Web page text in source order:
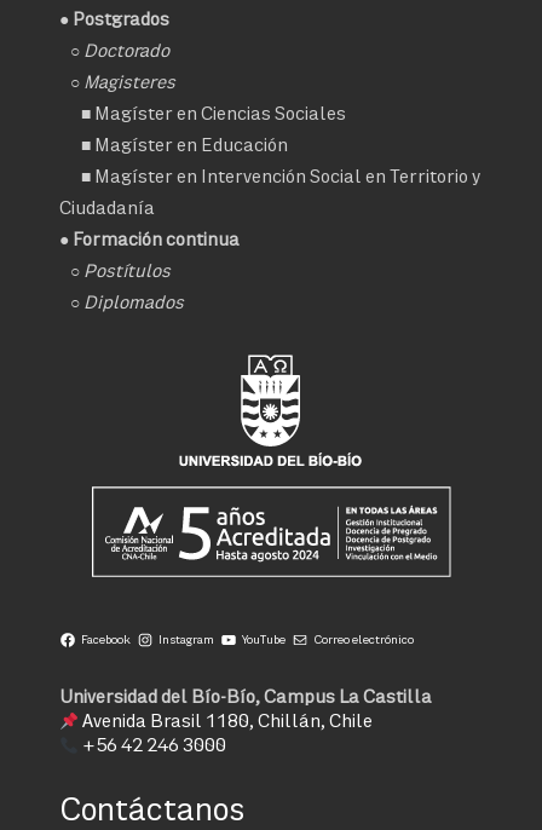
● Postgrados
○ Doctorado
○ Magisteres
■ Magíster en Ciencias Sociales
■ Magíster en Educación
■ Magíster en Intervención Social en Territorio y
Ciudadanía
● Formación continua
○ Postítulos
○ Diplomados
Facebook Instagram YouTube Correo electrónico
Universidad del Bío-Bío, Campus La Castilla
Avenida Brasil 1180, Chillán, Chile
+56 42 246 3000
Contáctanos